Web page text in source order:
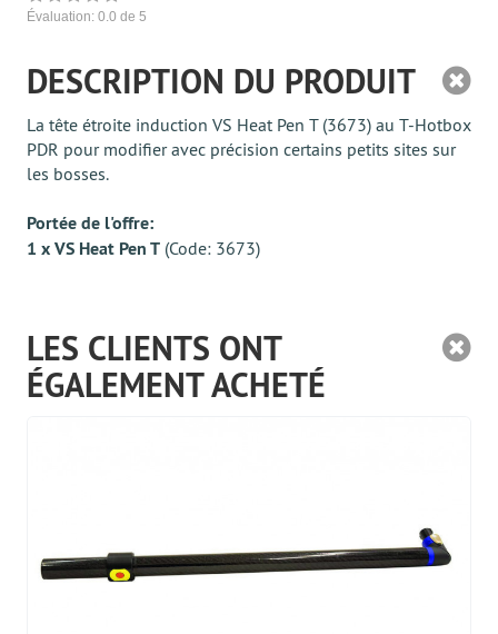
Évaluation: 0.0 de 5
DESCRIPTION DU PRODUIT
La tête étroite induction VS Heat Pen T (3673) au T-Hotbox
PDR pour modifier avec précision certains petits sites sur
les bosses.
Portée de l'offre:
1 x VS Heat Pen T (Code: 3673)
LES CLIENTS ONT
ÉGALEMENT ACHETÉ